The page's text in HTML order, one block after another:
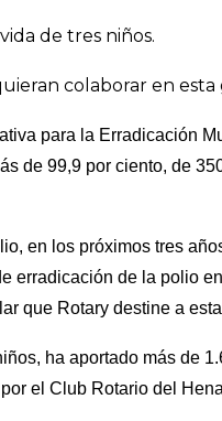
de tres niños.
colaborar en esta
para la Erradicación
de 99,9 por ciento, de
en los próximos tres
erradicación de la polio
que Rotary destine a
ha aportado más de
el Club Rotario del